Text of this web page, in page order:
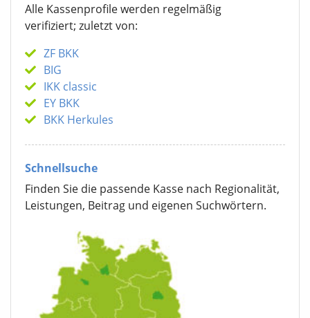
Alle Kassenprofile werden regelmäßig
verifiziert; zuletzt von:
ZF BKK
BIG
IKK classic
EY BKK
BKK Herkules
Schnellsuche
Finden Sie die passende Kasse nach Regionalität,
Leistungen, Beitrag und eigenen Suchwörtern.